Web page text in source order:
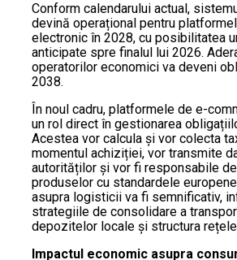
Conform calendarului actual,
devină operațional pentru
electronic în 2028, cu posibilitatea
anticipate spre finalul lui 2026.
operatorilor economici va deveni
2038.
În noul cadru, platformele de e-
un rol direct în gestionarea
Acestea vor calcula și vor colecta
momentul achiziției, vor transmite
autorităților și vor fi responsabile
produselor cu standardele
asupra logisticii va fi semnificativ,
strategiile de consolidare a
depozitelor locale și structura
Impactul economic asupra